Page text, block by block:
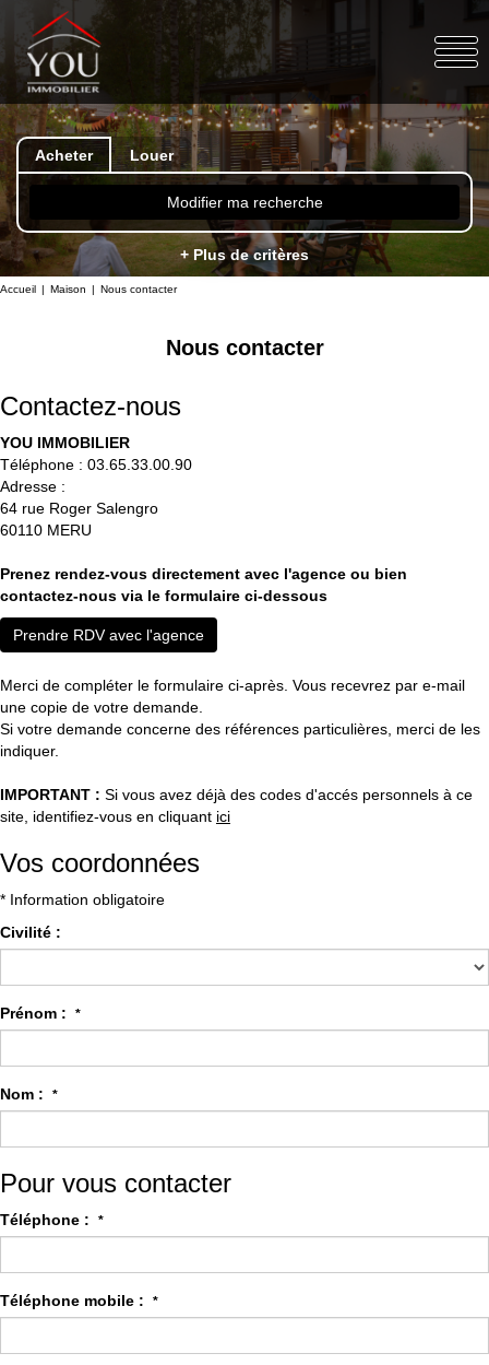
Acheter Louer
Modifier ma recherche
+ Plus de critères
Accueil Maison Nous contacter
Nous contacter
Contactez-nous
YOU IMMOBILIER
Téléphone : 03.65.33.00.90
Adresse :
64 rue Roger Salengro
60110 MERU
Prenez rendez-vous directement avec l'agence ou bien
contactez-nous via le formulaire ci-dessous
Prendre RDV avec l'agence
Merci de compléter le formulaire ci-après. Vous recevrez par e-mail
une copie de votre demande.
Si votre demande concerne des références particulières, merci de les
indiquer.
IMPORTANT : Si vous avez déjà des codes d'accés personnels à ce
site, identifiez-vous en cliquant ici
Vos coordonnées
* Information obligatoire
Civilité :
Prénom : *
Nom : *
Pour vous contacter
Téléphone : *
Téléphone mobile : *